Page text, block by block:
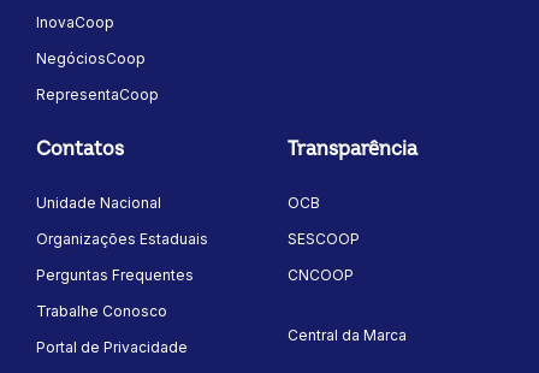
InovaCoop
NegóciosCoop
RepresentaCoop
Contatos
Unidade Nacional
Organizações Estaduais
Perguntas Frequentes
Trabalhe Conosco
Portal de Privacidade
Transparência
OCB
SESCOOP
CNCOOP
Central da Marca